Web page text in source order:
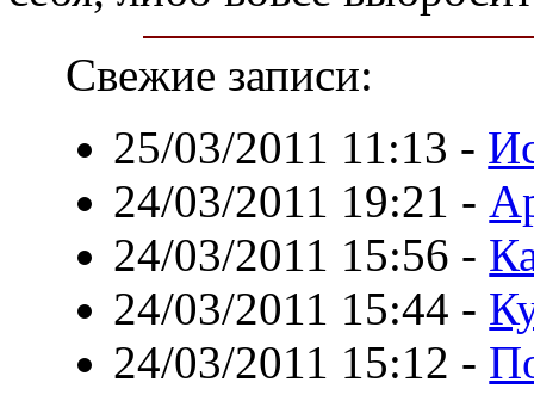
Свежие записи:
25/03/2011 11:13 -
24/03/2011 19:21 -
24/03/2011 15:56 -
24/03/2011 15:44 -
24/03/2011 15:12 -